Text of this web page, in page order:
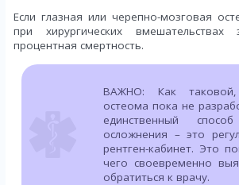
Если глазная или черепно-мозговая
при хирургических вмешательствах
процентная смертность.
ВАЖНО: Как таковой,
остеома пока не
единственный
осложнения – это
рентген-кабинет. Это
чего своевременно
обратиться к врачу.